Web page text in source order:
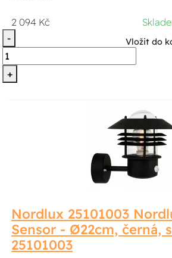
2 094 Kč
-
+
Vložit do
Nordlux 25101003
Sensor - Ø22cm, černá,
25101003